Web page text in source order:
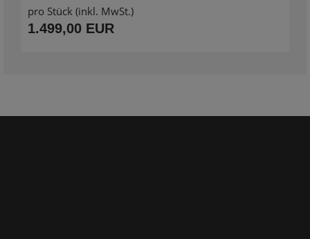
pro Stück (inkl. MwSt.)
1.499,00 EUR